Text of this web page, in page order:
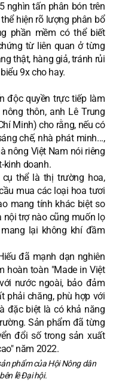
nghìn tấn phân bón trên
hiện rõ lượng phân bổ
phần mềm có thể biết
từ liên quan ở từng
thật, hàng giả, tránh rủi
9x cho hay.
độc quyền trực tiếp làm
thôn, anh Lê Trung
Minh) cho rằng, nếu có
chế, nhà phát minh...,
nông Việt Nam nói riêng
kinh doanh.
thể là thị trường hoa,
mua các loại hoa tươi
mang tính khác biệt so
nội trợ nào cũng muốn lọ
lại không khí đầm
đã mạnh dạn nghiên
hoàn toàn "Made in Việt
nước ngoài, bảo đảm
phải chăng, phù hợp với
đặc biệt là có khả năng
Sản phẩm đã từng
đổi số trong sản xuất
năm 2022.
phẩm của Hội Nông dân
lề Đại hội.